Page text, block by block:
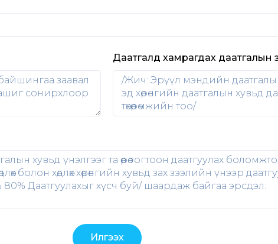
Даатгалд хамрагдах даатгалын
Илгээх